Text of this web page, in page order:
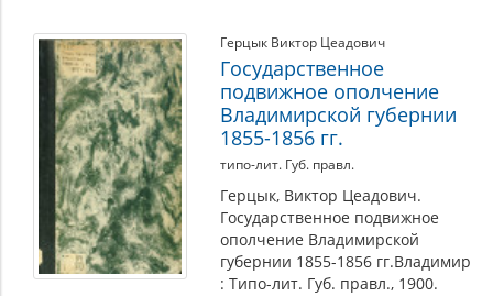
Герцык Виктор Цеадович
Государственное
подвижное ополчение
Владимирской губернии
1855-1856 гг.
типо-лит. Губ. правл.
Герцык, Виктор Цеадович.
Государственное подвижное
ополчение Владимирской
губернии 1855-1856 гг.Владимир
: Типо-лит. Губ. правл., 1900.